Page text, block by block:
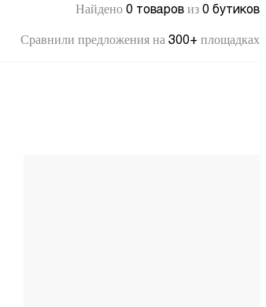
Найдено 0 товаров из 0 бутиков
Сравнили предложения на 300+ площадках